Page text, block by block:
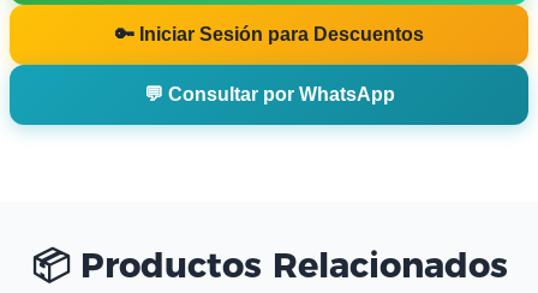
🔑 Iniciar Sesión para Descuentos
💬 Consultar por WhatsApp
📦 Productos Relacionados